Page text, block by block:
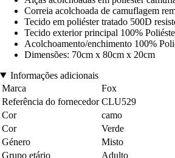
Correia acolchoada de camuflagem
Tecido em poliéster tratado 500D
Tecido exterior principal 100%
Acolchoamento/enchimento 100%
Dimensões: 70cm x 80cm x 20cm
Informações adicionais
Marca
Fox
Referência do fornecedor CLU529
Cor
camo
Cor
Verde
Género
Misto
Grupo etário
Adulto